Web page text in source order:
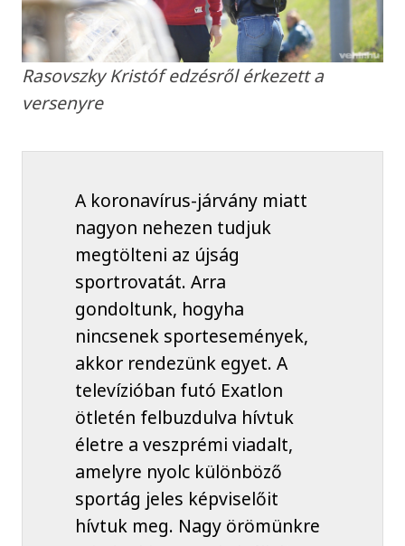
Rasovszky Kristóf edzésről érkezett a
versenyre
A koronavírus-járvány miatt
nagyon nehezen tudjuk
megtölteni az újság
sportrovatát. Arra
gondoltunk, hogyha
nincsenek sportesemények,
akkor rendezünk egyet. A
televízióban futó Exatlon
ötletén felbuzdulva hívtuk
életre a veszprémi viadalt,
amelyre nyolc különböző
sportág jeles képviselőit
hívtuk meg. Nagy örömünkre